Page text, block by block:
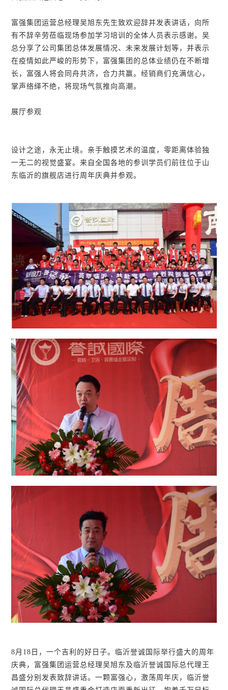
富强集团运营总经理吴旭东先生致欢迎辞并发表讲话，向所
有不辞辛劳莅临现场参加学习培训的全体人员表示感谢。吴
总分享了公司集团总体发展情况、未来发展计划等，并表示
在疫情如此严峻的形势下，富强集团的总体业绩仍在不断增
长，富强人将会同舟共济，合力共赢。经销商们充满信心，
掌声络绎不绝，将现场气氛推向高潮。
展厅参观
设计之途，永无止境。亲手触摸艺术的温度，零距离体验独
一无二的视觉盛宴。来自全国各地的参训学员们前往位于山
东临沂的旗舰店进行周年庆典并参观。
8月18日，一个吉利的好日子。临沂誉诚国际举行盛大的周年
庆典，富强集团运营总经理吴旭东及临沂誉诚国际总代理王
昌盛分别发表致辞讲话。一颗富强心，激荡周年庆，临沂誉